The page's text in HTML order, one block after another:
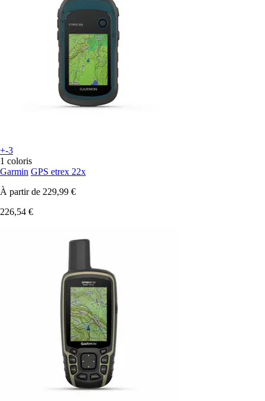
+-3
1 coloris
Garmin GPS etrex 22x
À partir de 229,99 €
226,54 €